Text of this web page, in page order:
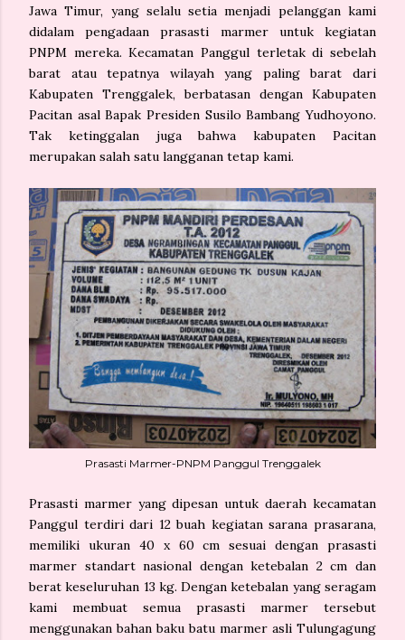
Jawa Timur, yang selalu setia menjadi pelanggan kami
didalam pengadaan prasasti marmer untuk kegiatan
PNPM mereka. Kecamatan Panggul terletak di sebelah
barat atau tepatnya wilayah yang paling barat dari
Kabupaten Trenggalek, berbatasan dengan Kabupaten
Pacitan asal Bapak Presiden Susilo Bambang Yudhoyono.
Tak ketinggalan juga bahwa kabupaten Pacitan
merupakan salah satu langganan tetap kami.
Prasasti Marmer-PNPM Panggul Trenggalek
Prasasti marmer yang dipesan untuk daerah kecamatan
Panggul terdiri dari 12 buah kegiatan sarana prasarana,
memiliki ukuran 40 x 60 cm sesuai dengan prasasti
marmer standart nasional dengan ketebalan 2 cm dan
berat keseluruhan 13 kg. Dengan ketebalan yang seragam
kami membuat semua prasasti marmer tersebut
menggunakan bahan baku batu marmer asli Tulungagung